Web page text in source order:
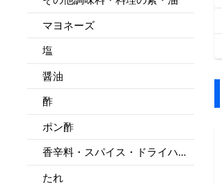
マヨネーズ
塩
醤油
酢
ポン酢
香辛料・スパイス・ドライハー
ブ
たれ